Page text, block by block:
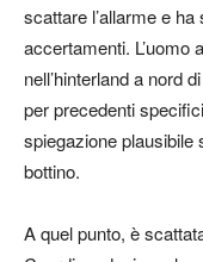
scattare l’allarme e
accertamenti. L’uomo
nell’hinterland a nord
per precedenti
spiegazione plausibile
bottino.
A quel punto, è